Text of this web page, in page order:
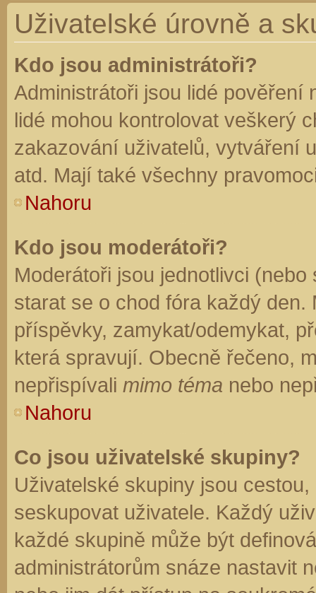
Uživatelské úrovně a
Kdo jsou administrátoři?
Administrátoři jsou lidé pověření
lidé mohou kontrolovat veškerý
zakazování uživatelů, vytváření
atd. Mají také všechny
Nahoru
Kdo jsou moderátoři?
Moderátoři jsou jednotlivci
starat se o chod fóra každý
příspěvky, zamykat/odemykat,
která spravují. Obecně řečeno,
nepřispívali mimo téma nebo
Nahoru
Co jsou uživatelské skupiny?
Uživatelské skupiny jsou
seskupovat uživatele. Každý
každé skupině může být
administrátorům snáze nastavit